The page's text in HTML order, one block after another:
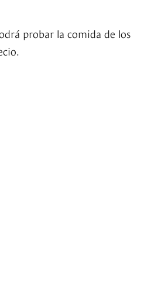
probar la comida de los